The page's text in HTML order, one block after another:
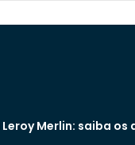
Merlin: saiba os